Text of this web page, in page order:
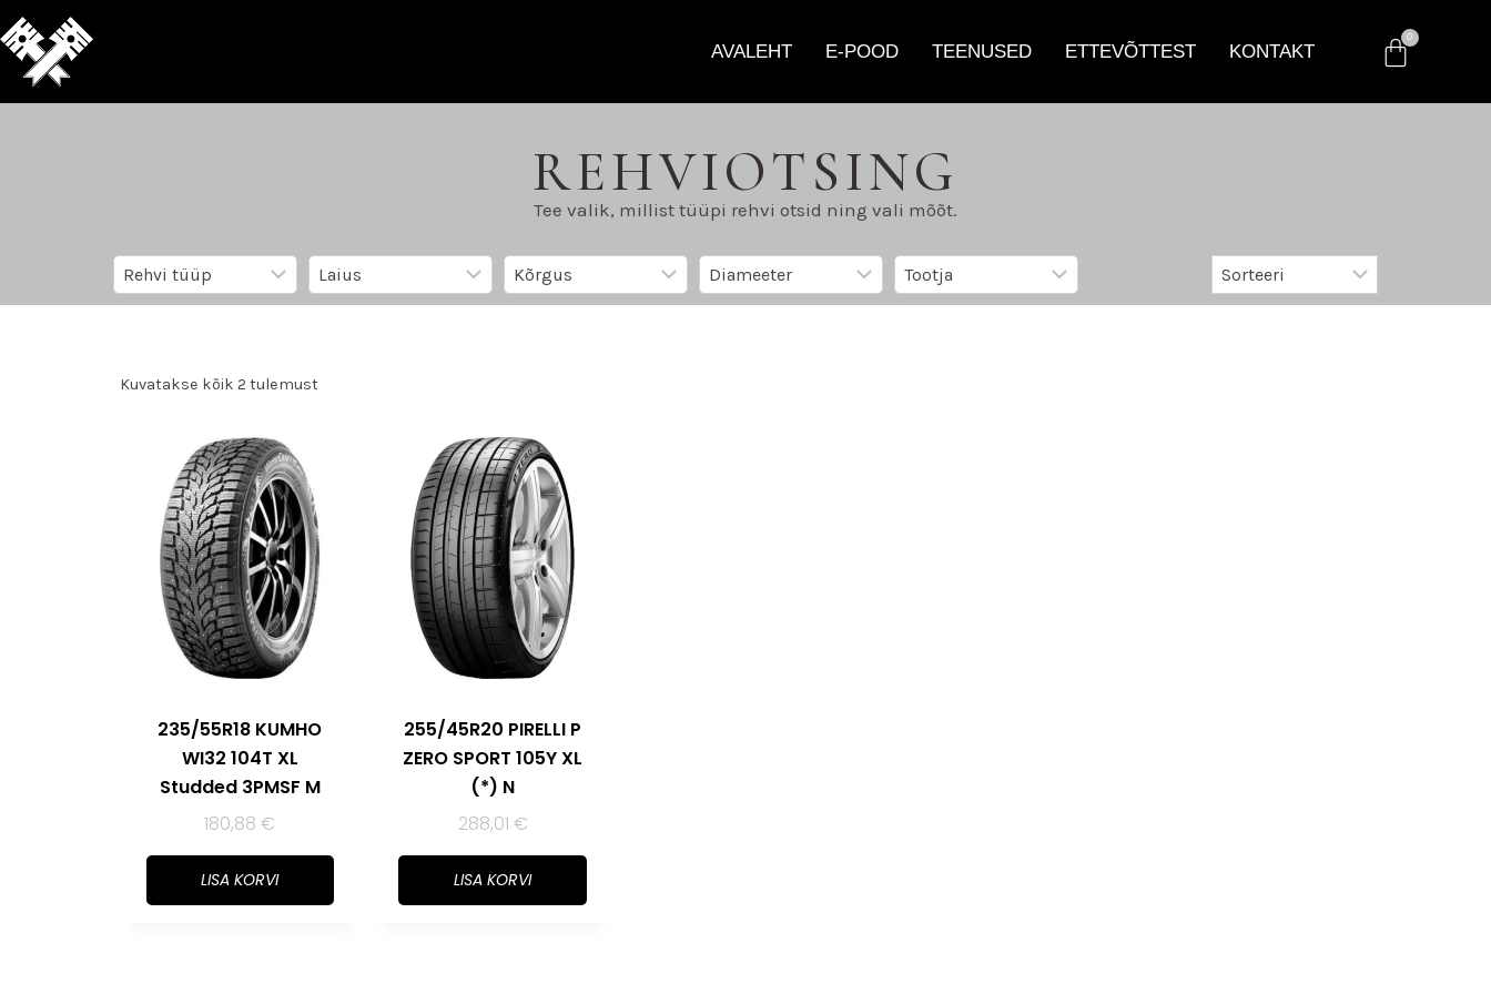
AVALEHT E-POOD TEENUSED ETTEVÕTTEST KONTAKT
REHVIOTSING
Tee valik, millist tüüpi rehvi otsid ning vali mõõt.
Kuvatakse kõik 2 tulemust
235/55R18 KUMHO
WI32 104T XL
Studded 3PMSF M
180,88€
LISA KORVI
255/45R20 PIRELLI P
ZERO SPORT 105Y XL
(*) N
288,01 €
LISA KORVI